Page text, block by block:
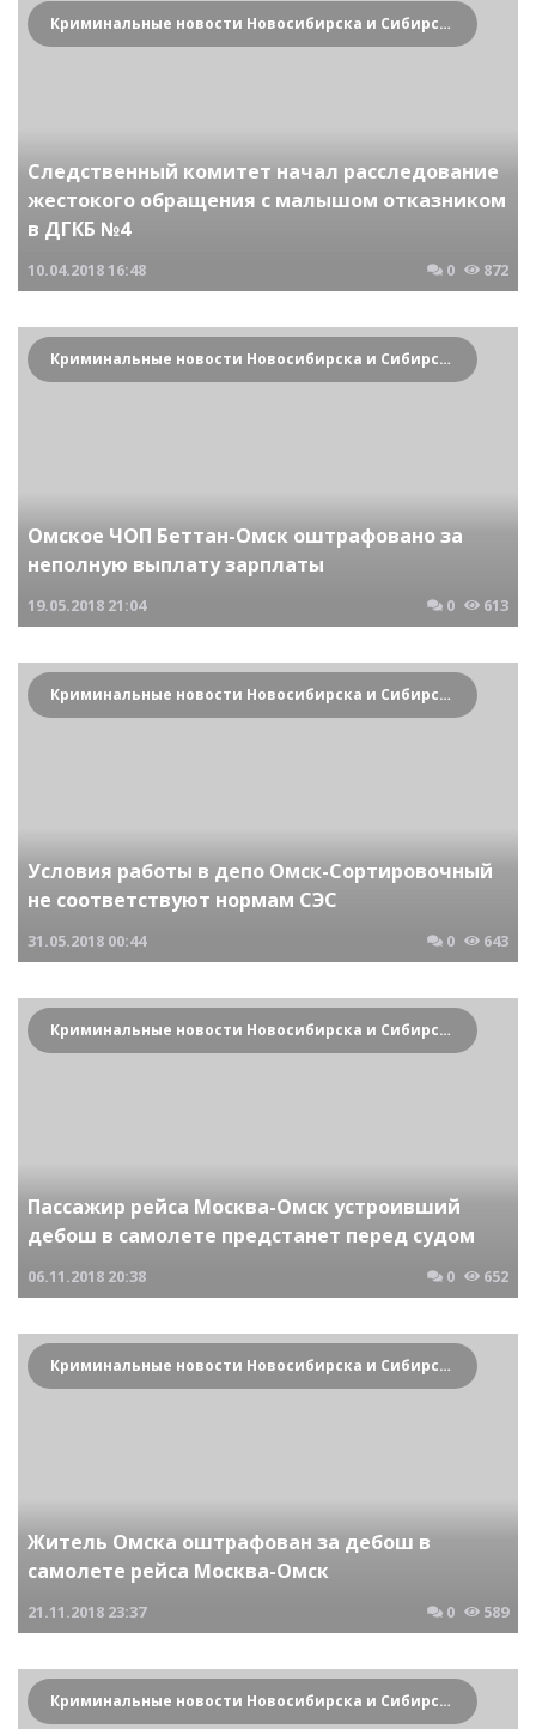
Криминальные новости Новосибирска и Сибирского региона
Следственный комитет начал расследование
жестокого обращения с малышом отказником
в ДГКБ №4
10.04.201816:48 0 872
Криминальные новости Новосибирска и Сибирского региона
Омское ЧОП Беттан-Омск оштрафовано за
неполную выплату зарплаты
19.05.2018 21:04 0 613
Криминальные новости Новосибирска и Сибирского региона
Условия работы в депо Омск-Сортировочный
не соответствуют нормам СЭС
31.05.2018 00:44 0 643
Криминальные новости Новосибирска и Сибирского региона
Пассажир рейса Москва-Омск устроивший
дебош в самолете предстанет перед судом
06.11.2018 20:38 0 652
Криминальные новости Новосибирска и Сибирского региона
Житель Омска оштрафован за дебош в
самолете рейса Москва-Омск
21.11.2018 23:37 0 589
Криминальные новости Новосибирска и Сибирского региона